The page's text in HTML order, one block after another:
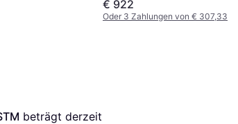
€ 922
Oder 3 Zahlungen von € 307,33